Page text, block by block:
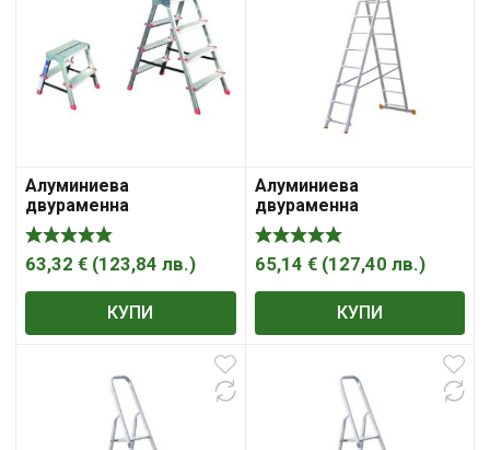
Алуминиева
двураменна
домакинска стълба
63,32 € (123,84 лв.)
КУПИ
Алуминиева
двураменна
комбинирана стълба
65,14 € (127,40 лв.)
КУПИ